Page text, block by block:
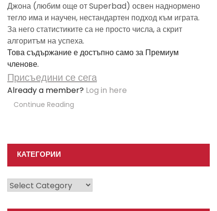
Джона (любим още от Superbad) освен наднормено
тегло има и научен, нестандартен подход към играта.
За него статистиките са не просто числа, а скрит
алгоритъм на успеха.
Това съдържание е достъпно само за Премиум
членове.
Присъедини се сега
Already a member? Log in here
Continue Reading
КАТЕГОРИИ
Категории